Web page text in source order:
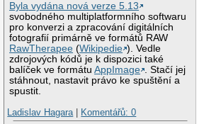
Byla vydána nová verze 5.13
svobodného multiplatformního softwaru
pro konverzi a zpracování digitálních
fotografií primárně ve formátů RAW
RawTherapee (Wikipedie ). Vedle
zdrojových kódů je k dispozici také
balíček ve formátuAppImage . Stačí jej
stáhnout, nastavit právo ke spuštění a
spustit.
Ladislav Hagara
Komentářů: 0